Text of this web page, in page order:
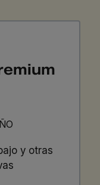
y otras